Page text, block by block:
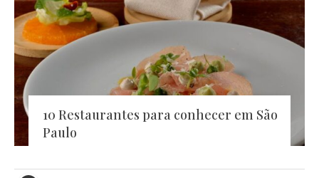
10 Restaurantes para conhecer em São
Paulo